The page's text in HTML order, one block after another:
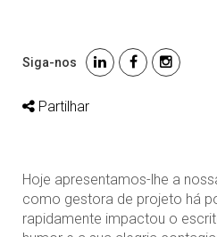
Siga-nos
Partilhar
Hoje apresentamos-lhe a
como gestora de projeto há
rapidamente impactou o